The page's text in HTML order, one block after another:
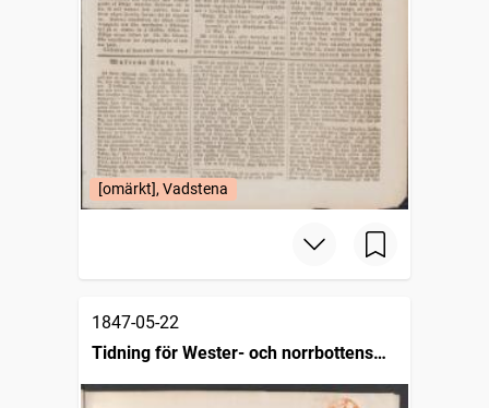
[omärkt], Vadstena
1847-05-22
Tidning för Wester- och norrbottens
län